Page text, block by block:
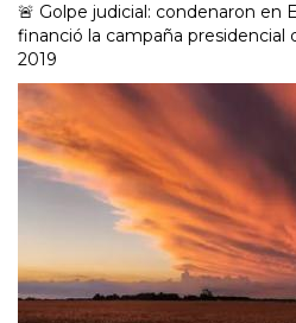
🚨 Golpe judicial: condenaron en
financió la campaña presidencial
2019